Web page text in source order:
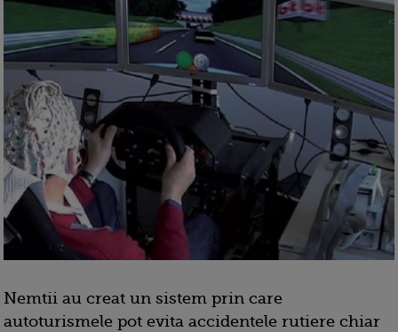
Nemtii au creat un sistem prin care
autoturismele pot evita accidentele rutiere chiar